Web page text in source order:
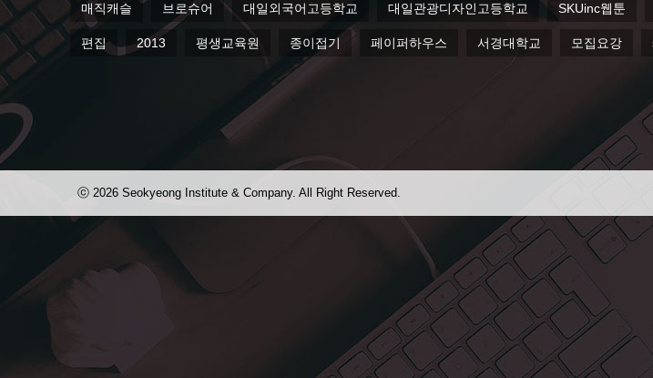
매직캐슬 브로슈어 대일외국어고등학교 대일관광디자인고등학교 SKUinc웹툰
편집 2013 평생교육원 종이접기 페이퍼하우스 서경대학교 모집요강
ⓒ 2026 Seokyeong Institute & Company. All Right Reserved.